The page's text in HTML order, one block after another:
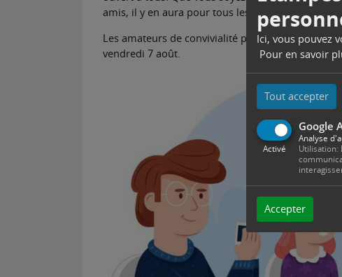
Ici, vous pouvez
Pour en savoir
Tout accepter
Google
Activé
Analyse
Utilisation:
Accepter
amis, il y en aura pour tous les goûts !
Les amateurs de convivialité pourront se
vendredi 7 août.